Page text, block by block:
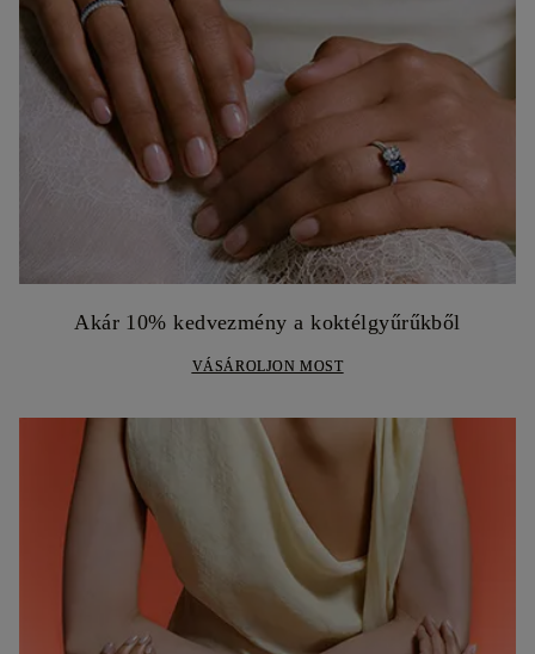
Akár 10% kedvezmény a koktélgyűrűkből
VÁSÁROLJON MOST